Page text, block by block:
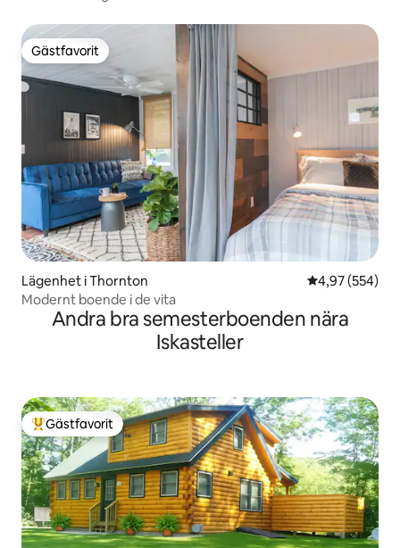
Gästfavorit
Gästfavorit
Lägenhet i Thornton 4,97 av 5 i
4,97 (554)
Modernt boende i de vita
Andra bra semesterboenden nära
Iskasteller
Populär gästfavorit
Gästfavorit